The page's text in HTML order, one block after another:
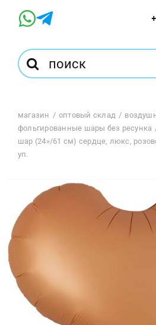
Результат
поиска:
Магазин
Корзина
Доставка
магазин оптовый склад
фольгированные шары без ресунка
шар (24»/61 см) сердце, люкс,
уп.